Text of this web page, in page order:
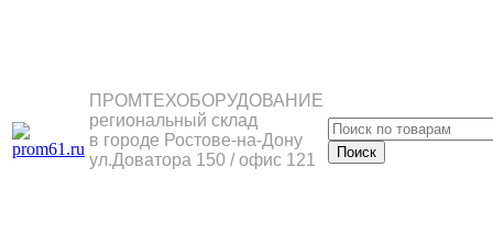
ПРОМТЕХОБОРУДОВАНИЕ
региональный склад
в городе Ростове-на-Дону
ул.Доватора 150 / офис 121